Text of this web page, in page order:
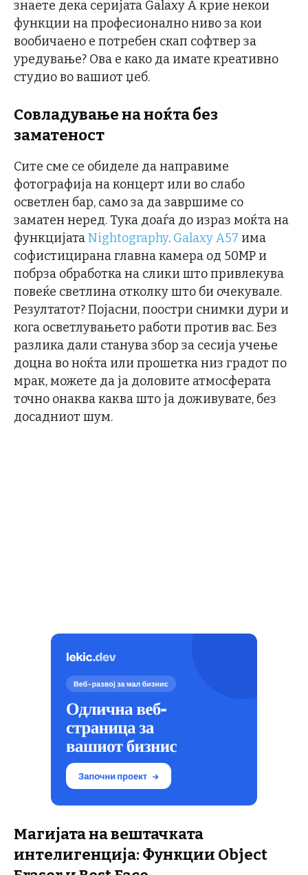
знаете дека серијата Galaxy A крие некои
функции на професионално ниво за кои
вообичаено е потребен скап софтвер за
уредување? Ова е како да имате креативно
студио во вашиот џеб.
Совладување на ноќта без
заматеност
Сите сме се обиделе да направиме
фотографија на концерт или во слабо
осветлен бар, само за да завршиме со
заматен неред. Тука доаѓа до израз моќта на
функцијатаNightography. Galaxy A57 има
софистицирана главна камера од 50MP и
побрза обработка на слики што привлекува
повеќе светлина отколку што би очекувале.
Резултатот? Појасни, поостри снимки дури и
кога осветлувањето работи против вас. Без
разлика дали станува збор за сесија учење
доцна во ноќта или прошетка низ градот по
мрак, можете да ја доловите атмосферата
точно онаква каква што ја доживувате, без
досадниот шум.
Магијата на вештачката
интелигенција: Функции Object